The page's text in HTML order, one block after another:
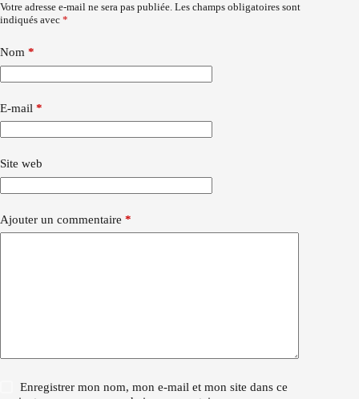
Votre adresse e-mail ne sera pas publiée. Les champs obligatoires sont
indiqués avec *
Nom *
E-mail *
Site web
Ajouter un commentaire *
Enregistrer mon nom, mon e-mail et mon site dans ce